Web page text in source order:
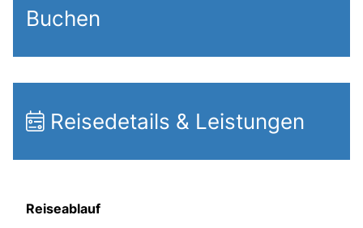
Buchen
Reisedetails & Leistungen
Reiseablauf